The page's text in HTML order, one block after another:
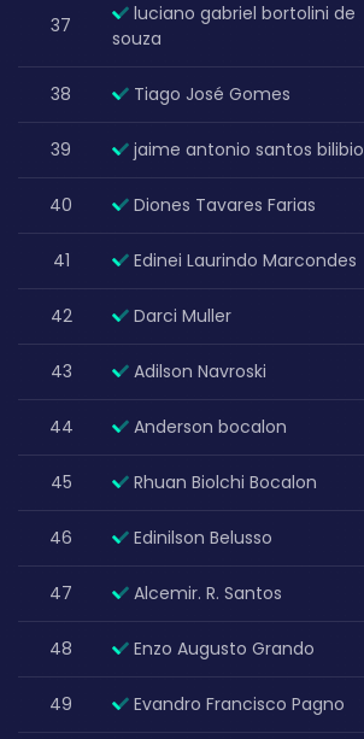
37
luciano gabriel bortolini de
souza
38 Tiago José Gomes
39 jaime antonio santos bilibio
40 Diones Tavares Farias
41 Edinei Laurindo Marcondes
42 Darci Muller
43 Adilson Navroski
44 Anderson bocalon
45 Rhuan Biolchi Bocalon
46 Edinilson Belusso
47 Alcemir. R. Santos
48 Enzo Augusto Grando
49 Evandro Francisco Pagno